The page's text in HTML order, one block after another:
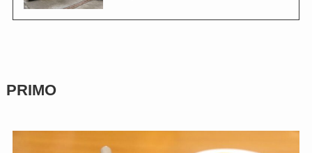
PRIMO